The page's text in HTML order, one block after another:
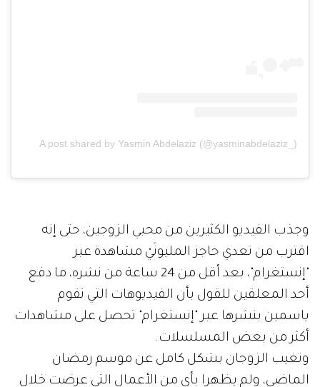
A post shared by Yasmin Abdelaziz (@yasminabdelaziz_)
وجذب الفيديو الكثيرين من محبي الزوجين، حتى إنه
اقترب من تعدي حاجز المليونَيْ مشاهدة عبر
"إنستغرام"، بعد أقل من 24 ساعة من نشره، ما دفع
أحد المعلقين للقول بأن الفيديوهات التي تقوم
ياسمين بنشرها عبر "إنستغرام" تحصل على مشاهدات
أكثر من بعض المسلسلات.
وتغيب الزوجان بشكل كامل عن موسم رمضان
الماضي، ولم يظهرا بأي من الأعمال التي عرضت خلال